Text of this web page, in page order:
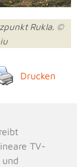
Rukla. ©
Drucken
TV-